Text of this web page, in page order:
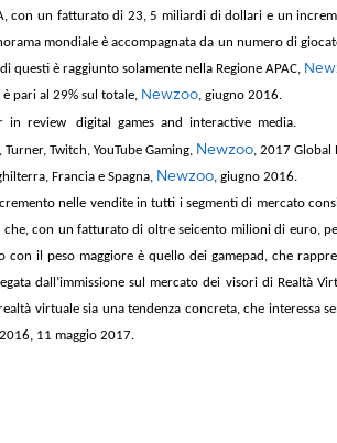
con un fatturato di 23, 5 miliardi di dollari e un
mondiale è accompagnata da un numero di
questi è raggiunto solamente nella Regione APAC,
pari al 29% sul totale, Newzoo, giugno 2016.
in review digital games and interactive media.
Turner, Twitch, YouTube Gaming, Newzoo, 2017 Global
Francia e Spagna, Newzoo, giugno 2016.
nelle vendite in tutti i segmenti di mercato
con un fatturato di oltre seicento milioni di euro,
con il peso maggiore è quello dei gamepad, che
dall’immissione sul mercato dei visori di Realtà
virtuale sia una tendenza concreta, che interessa
11 maggio 2017.